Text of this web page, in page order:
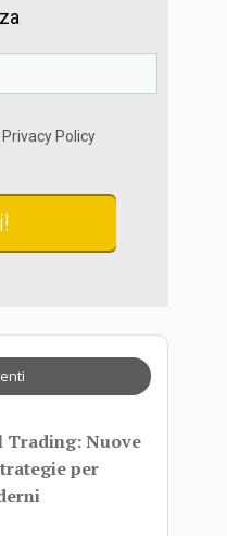
Policy
Trading: Nuove
per